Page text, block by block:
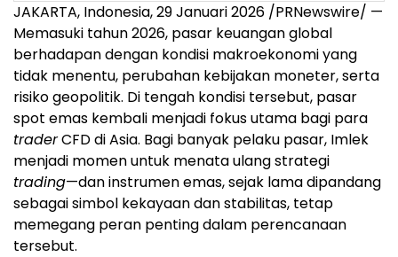
JAKARTA, Indonesia, 29 Januari 2026 /PRNewswire/ —
Memasuki tahun 2026, pasar keuangan global
berhadapan dengan kondisi makroekonomi yang
tidak menentu, perubahan kebijakan moneter, serta
risiko geopolitik. Di tengah kondisi tersebut, pasar
spot emas kembali menjadi fokus utama bagi para
traderCFD di Asia. Bagi banyak pelaku pasar, Imlek
menjadi momen untuk menata ulang strategi
trading—dan instrumen emas, sejak lama dipandang
sebagai simbol kekayaan dan stabilitas, tetap
memegang peran penting dalam perencanaan
tersebut.